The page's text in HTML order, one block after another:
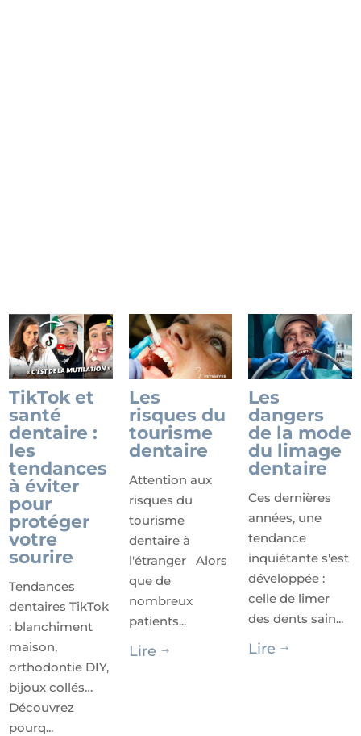
TikTok et
santé
dentaire :
les
tendances
à éviter
pour
protéger
votre
sourire
Tendances
dentaires TikTok
: blanchiment
maison,
orthodontie DIY,
bijoux collés…
Découvrez
pourq...
Les
risques du
tourisme
dentaire
Attention aux
risques du
tourisme
dentaire à
l'étranger Alors
que de
nombreux
patients...
Lire $
Les
dangers
de la mode
du limage
dentaire
Ces dernières
années, une
tendance
inquiétante s'est
développée :
celle de limer
des dents sain...
Lire $